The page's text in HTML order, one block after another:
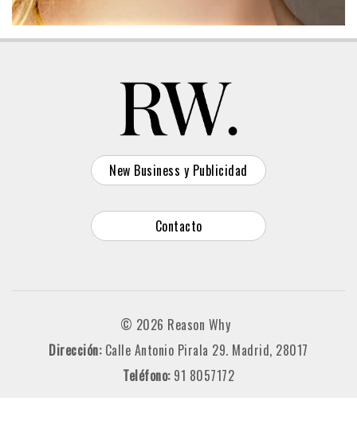
New Business y Publicidad
Contacto
© 2026 Reason Why
Dirección: Calle Antonio Pirala 29. Madrid, 28017
Teléfono: 91 8057172